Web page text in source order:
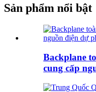
Sản phẩm nổi bật
Backplane
cung cấp